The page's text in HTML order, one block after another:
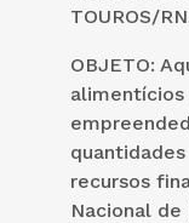
TOUROS/
OBJETO:
recursos
Nacional